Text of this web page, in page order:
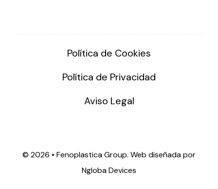
Política de Cookies
Política de Privacidad
Aviso Legal
© 2026 • Fenoplastica Group. Web diseñada por
Ngloba Devices